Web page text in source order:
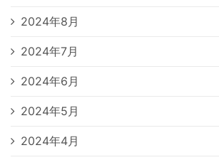
2024年8月
2024年7月
2024年6月
2024年5月
2024年4月